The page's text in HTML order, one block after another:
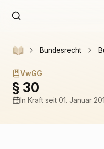
Bundesrecht
VwGG
§ 30
In Kraft seit 01. Januar